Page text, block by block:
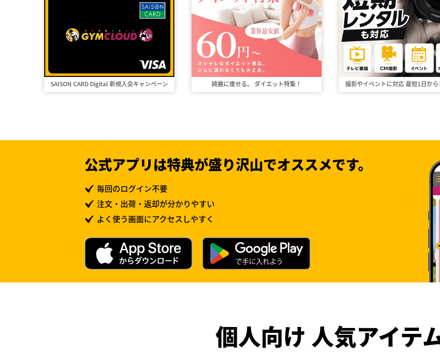
SAISON CARD Digital 新規入会キャンペーン 綺麗に痩せる。 ダイエット特集！ 撮影やイベントに対応最短1日か
公式アプリは特典が盛り沢山でオススメです。
毎回のログイン不要
注文・出荷・返却が分かりやすい
よく使う画面にアクセスしやすく
個人向け 人気アイテ